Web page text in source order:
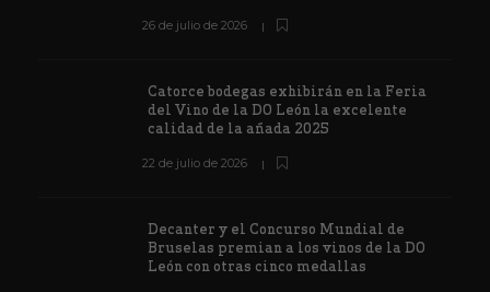
26 de julio de 2026
Catorce bodegas exhibirán en la Feria
del Vino de la DO León la excelente
calidad de la añada 2025
22 de julio de 2026
Decanter y el Concurso Mundial de
Bruselas premian a los vinos de la DO
León con otras cinco medallas